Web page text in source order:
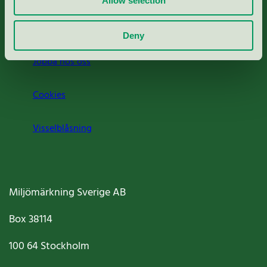
Deny
Jobba hos oss
Cookies
Visselblåsning
Miljömärkning Sverige AB
Box38114
100 64Stockholm